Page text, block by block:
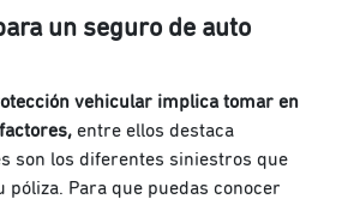
un seguro de auto
vehicular implica tomar en
entre ellos destaca
son los diferentes siniestros que
póliza. Para que puedas conocer